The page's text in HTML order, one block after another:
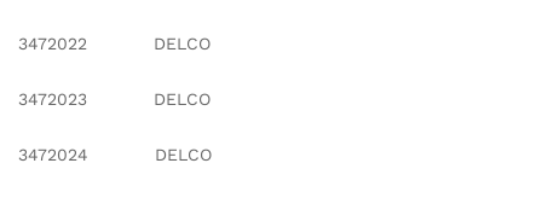
3472022 DELCO
3472023 DELCO
3472024 DELCO